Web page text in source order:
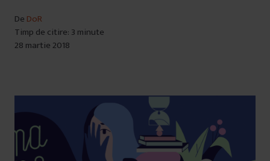
De DoR
Timp de citire: 3 minute
28 martie 2018